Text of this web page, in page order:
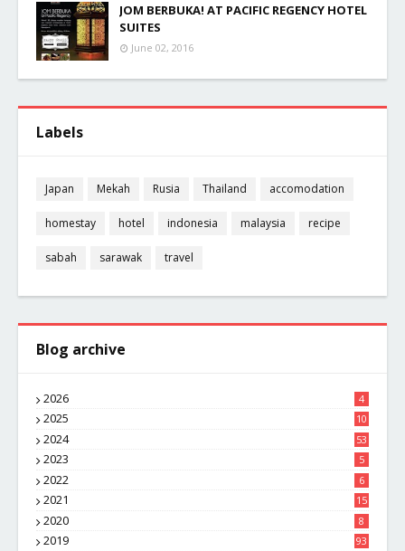
JOM BERBUKA! AT PACIFIC REGENCY HOTEL
SUITES
June 02, 2016
Labels
Japan Mekah Rusia Thailand accomodation
homestay hotel indonesia malaysia recipe
sabah sarawak travel
Blog archive
2026 4
2025
10
8
2024 53
2023 5
2022 6
2021 15
2020 8
2019 93